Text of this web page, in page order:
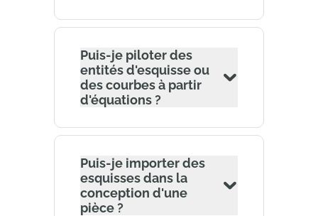
Puis-je piloter des
entités d'esquisse ou
des courbes à partir
d'équations ?
Puis-je importer des
esquisses dans la
conception d'une
pièce ?